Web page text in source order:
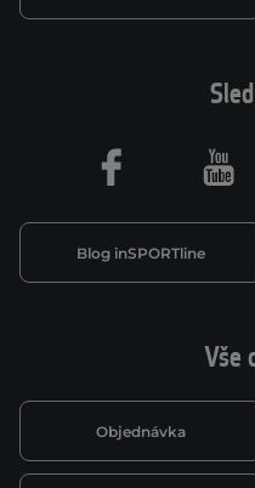
Vše
Objednávka
Blog inSPORTline
Facebook